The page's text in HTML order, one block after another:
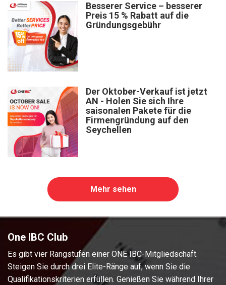
Besserer Service – besserer
Preis 15 % Rabatt auf die
Gründungsgebühr
Der Oktober-Verkauf ist jetzt
AN - Holen Sie sich Ihre
saisonalen Pakete für die
Firmengründung auf den
Seychellen
Mehr sehen
One IBC Club
Es gibt vier Rangstufen einer ONE IBC-Mitgliedschaft.
Steigen Sie durch drei Elite-Ränge auf, wenn Sie die
Qualifikationskriterien erfüllen. Genießen Sie während Ihrer